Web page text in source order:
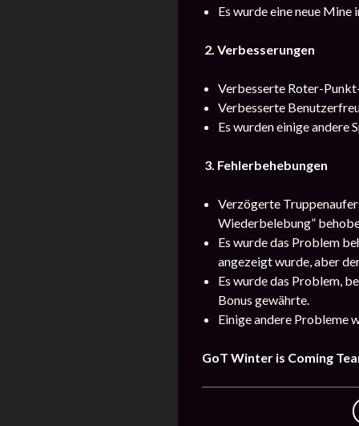
Es wurde eine neue Mine
2. Verbesserungen
Verbesserte Roter-
Verbesserte
Es wurden einige andere
3. Fehlerbehebungen
Verzögerte
Wiederbelebung”
Es wurde das Problem
angezeigt wurde, aber
Es wurde das Problem,
Bonus gewährte.
Einige andere Probleme
GoT Winter is Coming